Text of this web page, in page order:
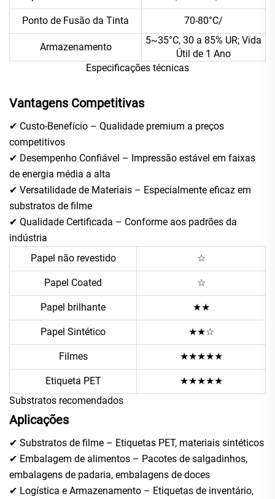
Especificações técnicas
Ponto de Fusão da Tinta 70-80°C/
Armazenamento
5~35°C, 30 a 85% UR; Vida
Útil de 1 Ano
Vantagens Competitivas
✔ Custo-Benefício – Qualidade premium a preços
competitivos
✔ Desempenho Confiável – Impressão estável em faixas
de energia média a alta
✔ Versatilidade de Materiais – Especialmente eficaz em
substratos de filme
✔ Qualidade Certificada – Conforme aos padrões da
indústria
Substratos recomendados
Papel não revestido ☆
Papel Coated ☆
Papel brilhante ★★
Papel Sintético ★★☆
Filmes ★★★★★
Etiqueta PET ★★★★★
Aplicações
✔ Substratos de filme – Etiquetas PET, materiais sintéticos
✔ Embalagem de alimentos – Pacotes de salgadinhos,
embalagens de padaria, embalagens de doces
✔ Logística e Armazenamento – Etiquetas de inventário,